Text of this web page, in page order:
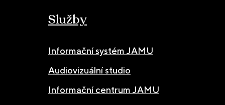
Služby
Informační systém JAMU
Audiovizuální studio
Informační centrum JAMU